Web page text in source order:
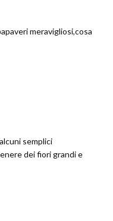
meravigliosi,cosa
semplici
dei fiori grandi e